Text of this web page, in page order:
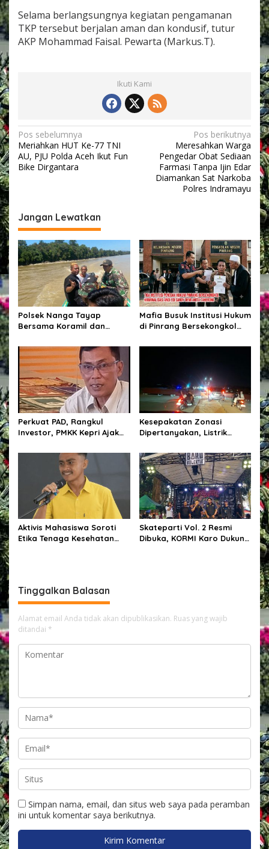
Selama berlangsungnya kegiatan pengamanan
TKP tersebut berjalan aman dan kondusif, tutur
AKP Mohammad Faisal. Pewarta (Markus.T).
Ikuti Kami
N
a
v
a
s
i
p
o
s
Pos sebelumnya
Meriahkan HUT Ke-77 TNI
AU, PJU Polda Aceh Ikut Fun
Bike Dirgantara
Pos berikutnya
Meresahkan Warga
Pengedar Obat Sediaan
Farmasi Tanpa Ijin Edar
Diamankan Sat Narkoba
Polres Indramayu
Jangan Lewatkan
Polsek Nanga Tayap
Bersama Koramil dan
PETI di Desa Mensubang
Mafia Busuk Institusi Hukum
di Pinrang Bersekongkol
Perkuat PAD, Rangkul
Investor, PMKK Kepri Ajak
Ekonomi Daerah
Kesepakatan Zonasi
Dipertanyakan, Listrik
Padam, Tata Kelola BUMD
Disorot
Aktivis Mahasiswa Soroti
Etika Tenaga Kesehatan
Skateparti Vol. 2 Resmi
Dibuka, KORMI Karo Dukung
Tinggalkan Balasan
Alamat email Anda tidak akan dipublikasikan. Ruas yang wajib
ditandai *
Simpan nama, email, dan situs web saya pada peramban
ini untuk komentar saya berikutnya.